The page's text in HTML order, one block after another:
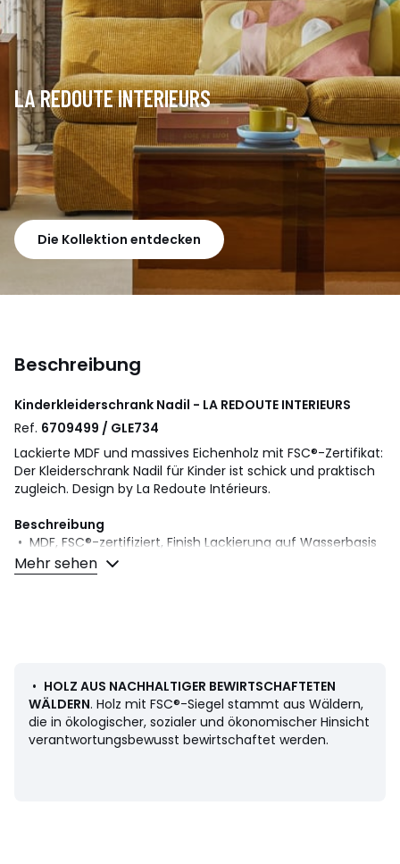
LA REDOUTE INTERIEURS
Die Kollektion entdecken
Beschreibung
Kinderkleiderschrank Nadil - LA REDOUTE INTERIEURS
Ref. 6709499 / GLE734
Lackierte MDF und massives Eichenholz mit FSC®-Zertifikat:
Der Kleiderschrank Nadil für Kinder ist schick und praktisch
zugleich. Design by La Redoute Intérieurs.
Beschreibung
• MDF, FSC®-zertifiziert, Finish Lackierung auf Wasserbasis
• Beine und Griffe Eiche massiv, FSC®-zertifiziert, Finish
NC-Lackierung
Sicherheitsanforderungen.
Masse
Gesamtmasse
Mehr sehen
• HOLZ AUS NACHHALTIGER BEWIRTSCHAFTETEN
WÄLDERN. Holz mit FSC®-Siegel stammt aus Wäldern,
die in ökologischer, sozialer und ökonomischer Hinsicht
verantwortungsbewusst bewirtschaftet werden.